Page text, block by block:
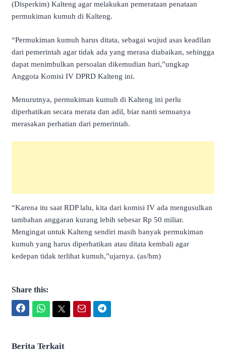
(Disperkim) Kalteng agar melakukan pemerataan penataan
permukiman kumuh di Kalteng.
“Permukiman kumuh harus ditata, sebagai wujud asas keadilan
dari pemerintah agar tidak ada yang merasa diabaikan, sehingga
dapat menimbulkan persoalan dikemudian hari,”ungkap
Anggota Komisi IV DPRD Kalteng ini.
Menurutnya, permukiman kumuh di Kalteng ini perlu
diperhatikan secara merata dan adil, biar nanti semuanya
merasakan perhatian dari pemerintah.
“Karena itu saat RDP lalu, kita dari komisi IV ada mengusulkan
tambahan anggaran kurang lebih sebesar Rp 50 miliar.
Mengingat untuk Kalteng sendiri masih banyak permukiman
kumuh yang harus diperhatikan atau ditata kembali agar
kedepan tidak terlihat kumuh,”ujarnya. (as/hm)
Share this:
Berita Terkait